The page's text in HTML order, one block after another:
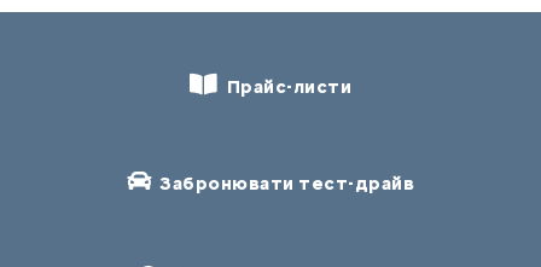
Прайс-листи
Забронювати тест-драйв